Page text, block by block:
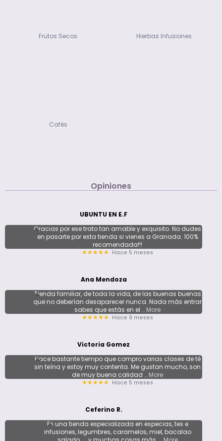
Frutos Secos Hierbas Infusiones
Cafés
Opiniones
UBUNTU EN E.F
Gracias por ese trato tan amable y exquisito. No dudes
en pasarte por esta tienda si vienes a Granada. 100%
recomendada!!!
★★★★★ Hace 5 meses
Ana Mendoza
Tienda familiar, de toda la vida, de las buenas buenas
que no deberían desaparecer nunca. Nada más entrar
sabes que estás en el … More
★★★★★ Hace 9 meses
Victoria Gomez
Hace bastante tiempo que compro varias clases de té
sin teína y estoy muy contenta. Me gustan mucho, son
de muy buena calidad … More
★★★★★ Hace 5 meses
Ceferino R.
Es una tienda especializada en especias, tes e
infusiones, legumbres, caramelos, miel, bacalao